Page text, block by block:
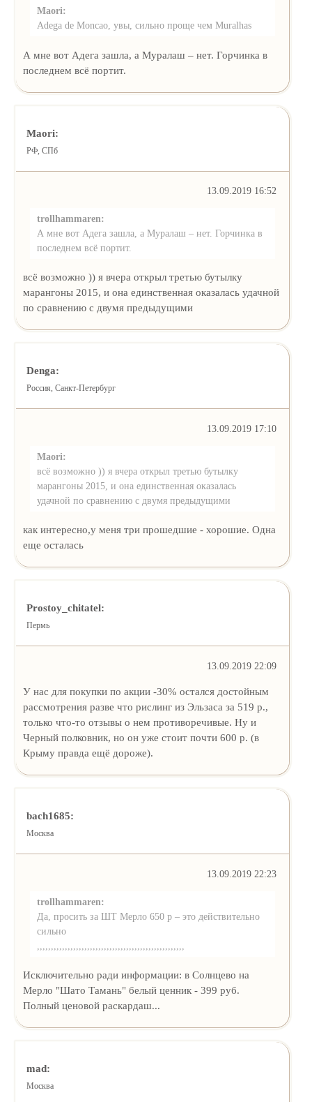
Maori:
Adega de Moncao, увы, сильно проще чем Muralhas
А мне вот Адега зашла, а Муралаш – нет. Горчинка в
последнем всё портит.
Maori:
РФ, СПб
13.09.2019 16:52
trollhammaren:
А мне вот Адега зашла, а Муралаш – нет. Горчинка в
последнем всё портит.
всё возможно )) я вчера открыл третью бутылку
марангоны 2015, и она единственная оказалась удачной
по сравнению с двумя предыдущими
Denga:
Россия, Санкт-Петербург
13.09.2019 17:10
Maori:
всё возможно )) я вчера открыл третью бутылку
марангоны 2015, и она единственная оказалась
удачной по сравнению с двумя предыдущими
как интересно,у меня три прошедшие - хорошие. Одна
еще осталась
Prostoy_chitatel:
Пермь
13.09.2019 22:09
У нас для покупки по акции -30% остался достойным
рассмотрения разве что рислинг из Эльзаса за 519 р.,
только что-то отзывы о нем противоречивые. Ну и
Черный полковник, но он уже стоит почти 600 р. (в
Крыму правда ещё дороже).
bach1685:
Москва
13.09.2019 22:23
trollhammaren:
Да, просить за ШТ Мерло 650 р – это действительно
сильно
Исключительно ради информации: в Солнцево на
Мерло "Шато Тамань" белый ценник - 399 руб.
Полный ценовой раскардаш...
mad:
Москва